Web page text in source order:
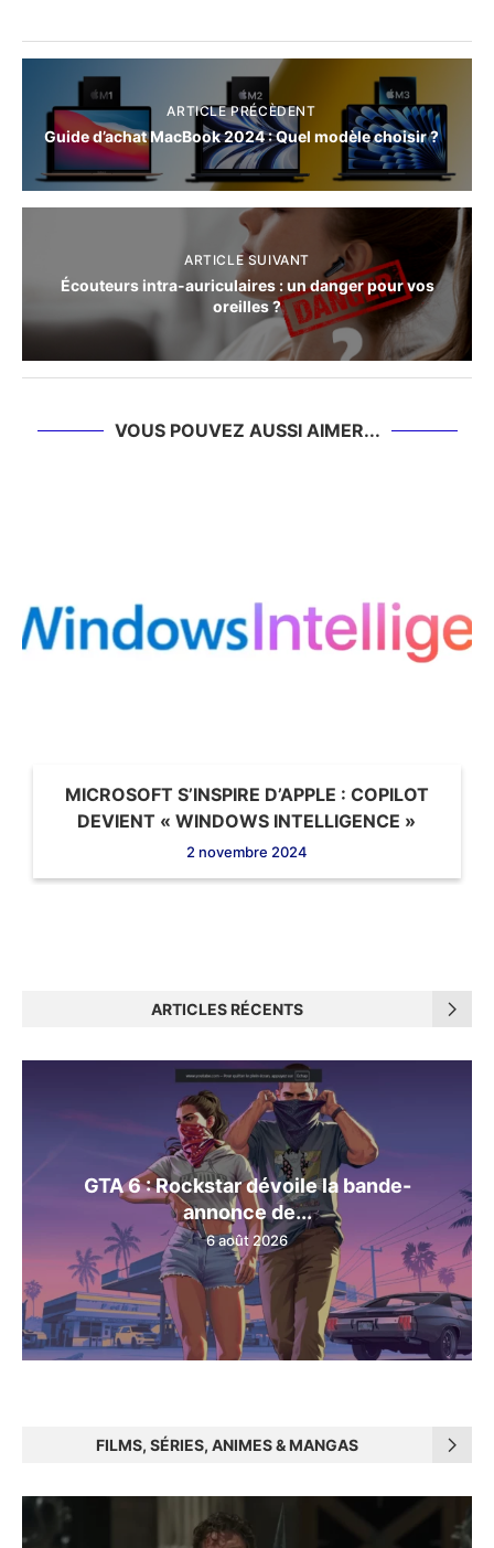
ARTICLE PRÉCÈDENT
Guide d’achat MacBook 2024 : Quel modèle choisir ?
ARTICLE SUIVANT
Écouteurs intra-auriculaires : un danger pour vos
oreilles ?
VOUS POUVEZ AUSSI AIMER...
MICROSOFT S’INSPIRE D’APPLE : COPILOT
DEVIENT « WINDOWS INTELLIGENCE »
2 novembre 2024
ARTICLES RÉCENTS
GTA 6 : Rockstar dévoile la bande-
annonce de...
6 août 2026
FILMS, SÉRIES, ANIMES & MANGAS